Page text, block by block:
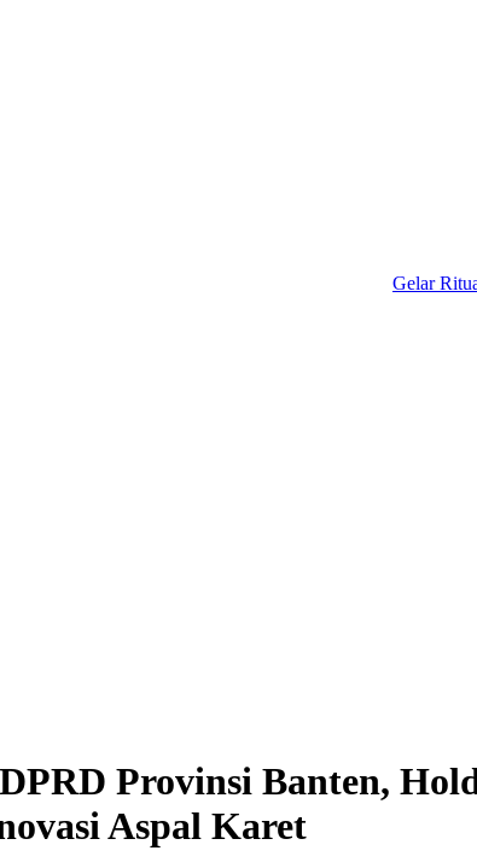
Gelar Ritual Adat
Provinsi Banten,
Aspal Karet